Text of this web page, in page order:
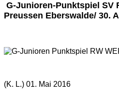
G-Junioren-Punktspiel SV
Preussen Eberswalde/ 30.
(K. L.) 01. Mai 2016